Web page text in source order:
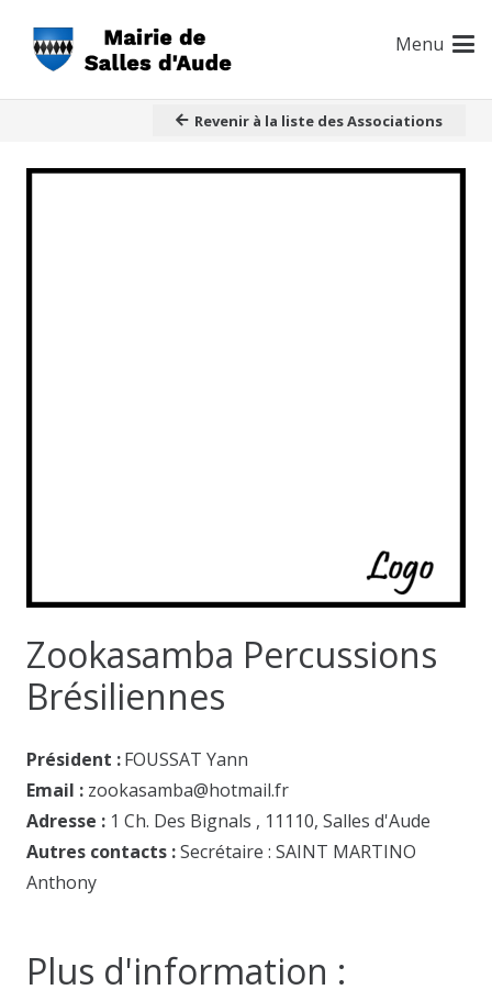
Menu
Revenir à la liste des Associations
Zookasamba Percussions
Brésiliennes
Président :FOUSSAT Yann
Email : zookasamba@hotmail.fr
Adresse : 1 Ch. Des Bignals , 11110, Salles d'Aude
Autres contacts :Secrétaire : SAINT MARTINO
Anthony
Plus d'information :